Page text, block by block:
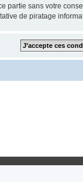
partie sans votre
de piratage